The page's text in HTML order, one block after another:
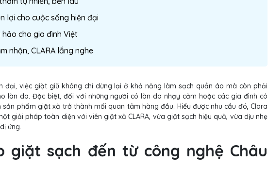
lợi cho cuộc sống hiện đại
cho gia đình Việt
nhận, CLARA lắng nghe
đại, việc giặt giũ không chỉ dừng lại ở khả năng làm sạch quần áo mà còn phải
làn da. Đặc biệt, đối với những người có làn da nhạy cảm hoặc các gia đình có
sản phẩm giặt xả trở thành mối quan tâm hàng đầu. Hiểu được nhu cầu đó, Clara
giải pháp toàn diện với viên giặt xả CLARA, vừa giặt sạch hiệu quả, vừa dịu nhẹ
ứng.
giặt sạch đến từ công nghệ Châu